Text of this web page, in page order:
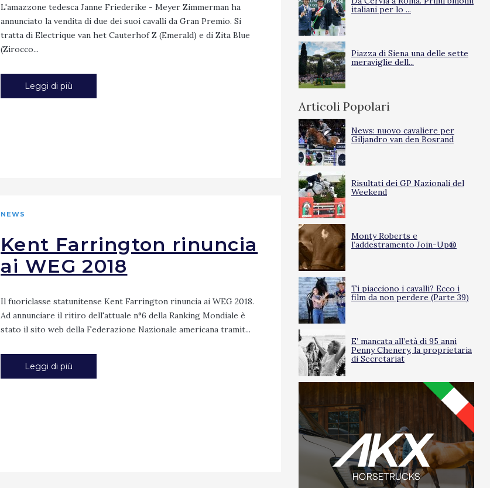
L'amazzone tedesca Janne Friederike - Meyer Zimmerman ha
annunciato la vendita di due dei suoi cavalli da Gran Premio. Si
tratta di Electrique van het Cauterhof Z (Emerald) e di Zita Blue
(Zirocco...
Leggi di più
NEWS
Kent Farrington rinuncia
ai WEG 2018
Il fuoriclasse statunitense Kent Farrington rinuncia ai WEG 2018.
Ad annunciare il ritiro dell'attuale n°6 della Ranking Mondiale è
stato il sito web della Federazione Nazionale americana tramit...
Leggi di più
italiani per lo ...
Piazza di Siena una delle sette
meraviglie dell...
Articoli Popolari
News: nuovo cavaliere per
Giljandro van den Bosrand
Risultati dei GP Nazionali del
Weekend
Monty Roberts e
l’addestramento Join-Up®
Ti piacciono i cavalli? Ecco i
film da non perdere (Parte 39)
E’ mancata all’età di 95 anni
Penny Chenery, la proprietaria
di Secretariat